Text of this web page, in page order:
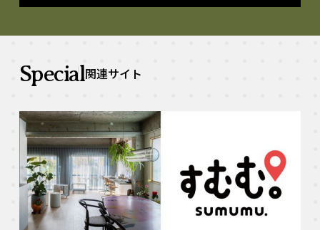
Special関連サイト